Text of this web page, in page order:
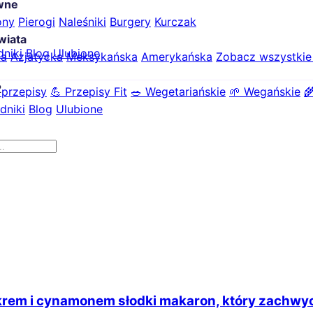
Pierogi Naleśniki Burgery Kurczak
Azjatycka Meksykańska Amerykańska Zobacz
💪 Przepisy Fit 🥗 Wegetariańskie 🌱 Wegańskie
Blog Ulubione
Blog Ulubione
i cynamonem słodki makaron, który